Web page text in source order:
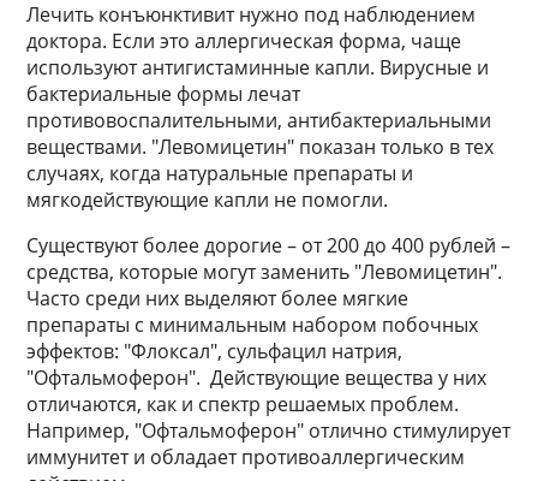
Лечить конъюнктивит нужно под наблюдением
доктора. Если это аллергическая форма, чаще
используют антигистаминные капли. Вирусные и
бактериальные формы лечат
противовоспалительными, антибактериальными
веществами. "Левомицетин" показан только в тех
случаях, когда натуральные препараты и
мягкодействующие капли не помогли.
Существуют более дорогие – от 200 до 400 рублей –
средства, которые могут заменить "Левомицетин".
Часто среди них выделяют более мягкие
препараты с минимальным набором побочных
эффектов: "Флоксал", сульфацил натрия,
"Офтальмоферон". Действующие вещества у них
отличаются, как и спектр решаемых проблем.
Например, "Офтальмоферон" отлично стимулирует
иммунитет и обладает противоаллергическим